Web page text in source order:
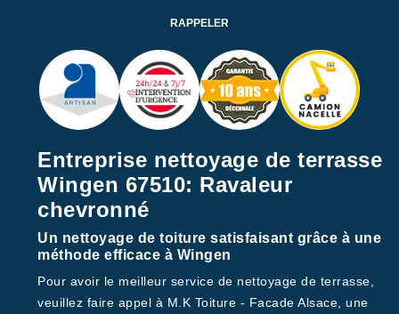
Entreprise nettoyage de terrasse
Wingen 67510: Ravaleur
chevronné
Un nettoyage de toiture satisfaisant grâce à une
méthode efficace à Wingen
Pour avoir le meilleur service de nettoyage de terrasse,
veuillez faire appel à M.K Toiture - Facade Alsace, une